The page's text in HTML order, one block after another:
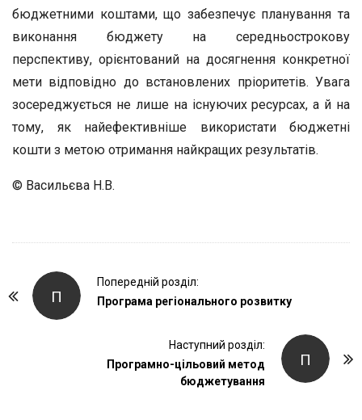
бюджетними коштами, що забезпечує планування та
виконання бюджету на середньострокову
перспективу, орієнтований на досягнення конкретної
мети відповідно до встановлених пріоритетів. Увага
зосереджується не лише на існуючих ресурсах, а й на
тому, як найефективніше використати бюджетні
кошти з метою отримання найкращих результатів.
© Васильєва Н.В.
П
Попередній розділ:
Програма регіонального розвитку
П
Наступний розділ:
Програмно-цільовий метод
бюджетування